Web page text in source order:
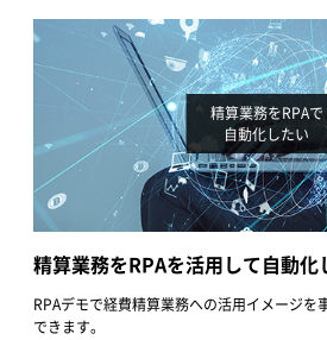
精算業務をRPAで
自動化したい
精算業務をRPAを活用して自動化
RPAデモで経費精算業務への活用イメージを
できます。